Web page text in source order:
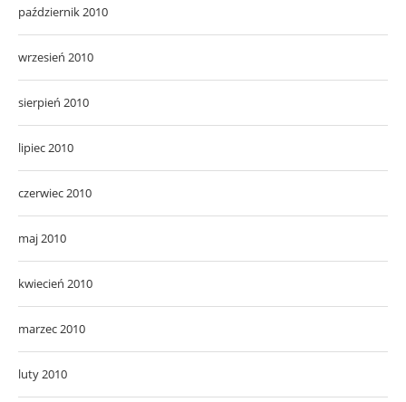
październik 2010
wrzesień 2010
sierpień 2010
lipiec 2010
czerwiec 2010
maj 2010
kwiecień 2010
marzec 2010
luty 2010